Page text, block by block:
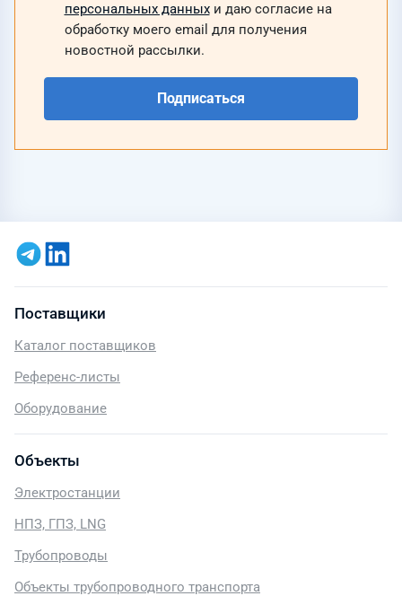
персональных данныхи даю согласие на
обработку моего email для получения
новостной рассылки.
Подписаться
Поставщики
Каталог поставщиков
Референс-листы
Оборудование
Объекты
Электростанции
НПЗ, ГПЗ, LNG
Трубопроводы
Объекты трубопроводного транспорта